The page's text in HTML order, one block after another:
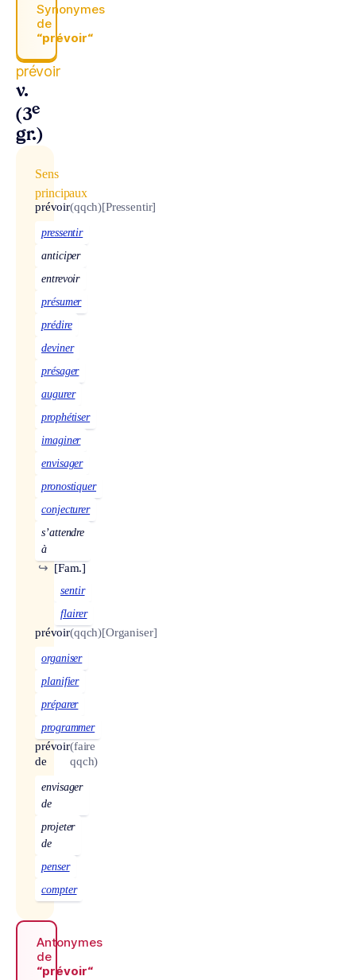
Synonymes
de
“prévoir“
prévoir
v.
(3e
gr.)
Sens
principaux
prévoir(qqch)[Pressentir]
pressentir
anticiper
entrevoir
présumer
prédire
deviner
présager
augurer
prophétiser
imaginer
envisager
pronostiquer
conjecturer
s’attendre
à
[Fam.]
↪
sentir
flairer
prévoir(qqch)[Organiser]
organiser
planifier
préparer
programmer
prévoir
de
(faire
qqch)
envisager
de
projeter
de
penser
compter
Antonymes
de
“prévoir“